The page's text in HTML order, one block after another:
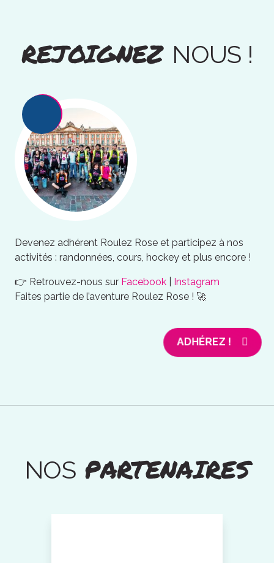
REJOIGNEZ NOUS !
Devenez adhérent Roulez Rose et participez à nos
activités : randonnées, cours, hockey et plus encore !
👉 Retrouvez-nous sur Facebook
Instagram
Faites partie de l’aventure Roulez Rose ! 🚀
ADHÉREZ !
NOSPARTENAIRES